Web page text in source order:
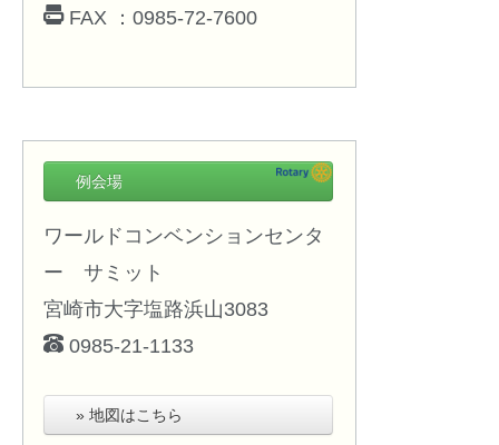
FAX ：0985-72-7600
例会場
ワールドコンベンションセンタ
ー サミット
宮崎市大字塩路浜山3083
0985-21-1133
» 地図はこちら